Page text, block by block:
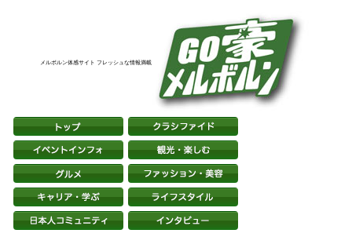
メルボルン体感サイト フレッシュな情報満載